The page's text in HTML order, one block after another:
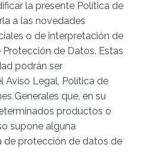
la presente Política de
a las novedades
o de interpretación de
de Datos. Estas
podrán ser
Legal, Política de
Generales que, en su
productos o
supone alguna
de protección de datos de